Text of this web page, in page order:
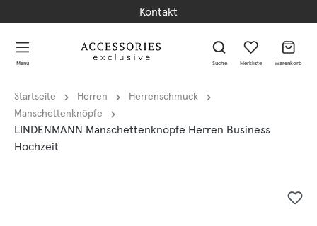
Kontakt
Menü Suche Merkliste Warenkorb
Startseite Herren
Herrenschmuck
Manschettenknöpfe
LINDENMANN Manschettenknöpfe Herren Business
Hochzeit